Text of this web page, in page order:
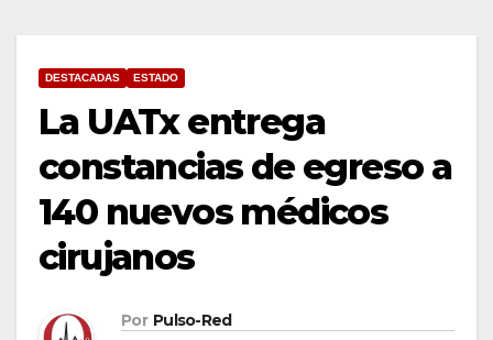
DESTACADAS ESTADO
La UATx entrega
constancias de egreso a
140 nuevos médicos
cirujanos
Por Pulso-Red